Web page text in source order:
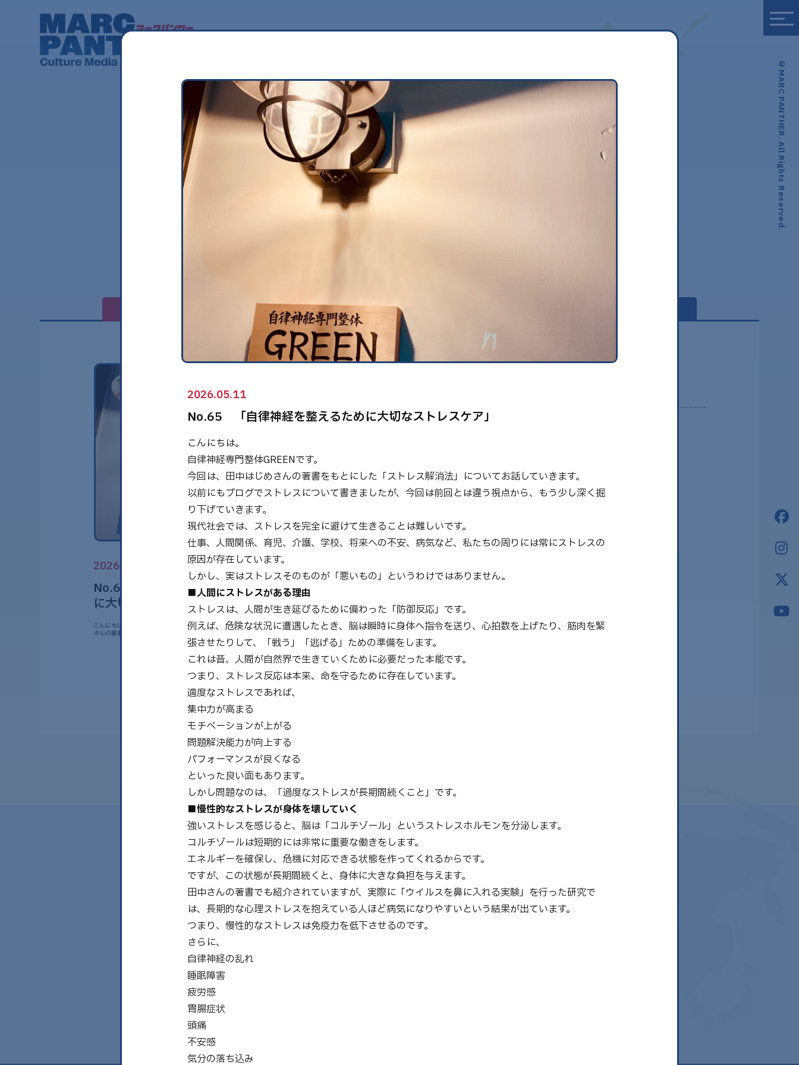
© MARC PANTHER. All Rights Reserved.
健康 美容
2026.05.11
No.65 「自律神経を整えるため
に大切なストレスケア」
こんにちは。 自律神経専門整体GREENです。 今回は、田中はじめ
さんの著書をもとにした「ストレス解……
2026.06
2026.05
2026.03
2025.11
2026.05.11
No.65 「自律神経を整えるために大切なストレスケア」
こんにちは。
自律神経専門整体GREENです。
今回は、田中はじめさんの著書をもとにした「ストレス解消法」についてお話していきます。
以前にもブログでストレスについて書きましたが、今回は前回とは違う視点から、もう少し深く掘
り下げていきます。
現代社会では、ストレスを完全に避けて生きることは難しいです。
仕事、人間関係、育児、介護、学校、将来への不安、病気など、私たちの周りには常にストレスの
原因が存在しています。
しかし、実はストレスそのものが「悪いもの」というわけではありません。
■人間にストレスがある理由
ストレスは、人間が生き延びるために備わった「防御反応」です。
例えば、危険な状況に遭遇したとき、脳は瞬時に身体へ指令を送り、心拍数を上げたり、筋肉を緊
張させたりして、「戦う」「逃げる」ための準備をします。
これは昔、人間が自然界で生きていくために必要だった本能です。
つまり、ストレス反応は本来、命を守るために存在しています。
適度なストレスであれば、
集中力が高まる
モチベーションが上がる
問題解決能力が向上する
パフォーマンスが良くなる
といった良い面もあります。
しかし問題なのは、「過度なストレスが長期間続くこと」です。
■慢性的なストレスが身体を壊していく
強いストレスを感じると、脳は「コルチゾール」というストレスホルモンを分泌します。
コルチゾールは短期的には非常に重要な働きをします。
エネルギーを確保し、危機に対応できる状態を作ってくれるからです。
ですが、この状態が長期間続くと、身体に大きな負担を与えます。
田中さんの著書でも紹介されていますが、実際に「ウイルスを鼻に入れる実験」を行った研究で
は、長期的な心理ストレスを抱えている人ほど病気になりやすいという結果が出ています。
つまり、慢性的なストレスは免疫力を低下させるのです。
さらに、
自律神経の乱れ
睡眠障害
疲労感
胃腸症状
頭痛
不安感
気分の落ち込み